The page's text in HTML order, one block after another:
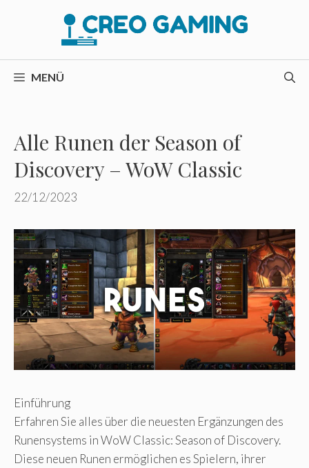
MENÜ
Alle Runen der Season of
Discovery – WoW Classic
22/12/2023
Einführung
Erfahren Sie alles über die neuesten Ergänzungen des
Runensystems in WoW Classic: Season of Discovery.
Diese neuen Runen ermöglichen es Spielern, ihrer